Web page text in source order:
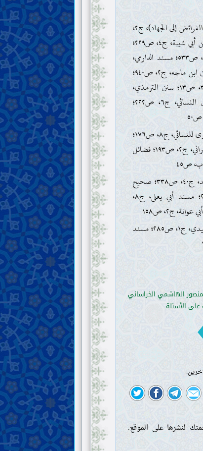
سعيد بن منصور (الفرائض إلى الجهاد)، ج٢،
ص٢٠٦؛ مصنف ابن أبي شيبة، ج٤، ص٢٢٩؛
مسند أحمد، ج٢٨، ص٥٣٣؛ مسند الدارمي،
ج٣، ص١٥٥٧؛ سنن ابن ماجه، ج٢، ص٩٤٠؛
سنن أبي داود، ج٣، ص١٣؛ سنن الترمذي،
ج٤، ص١٧٤؛ سنن النسائي، ج٦، ص٢٢٢؛
. السنن الكبرى للنسائي، ج٨، ص١٧٦؛
المعجم الكبير للطبراني، ج٢، ص١٩٣؛ فضائل
ص٤٥
. مسند أحمد، ج٤٠، ص٣٣٨؛ صحيح
مسلم، ج٣، ص٢١؛ مسند أبي يعلى، ج٨،
. مسند الحميدي، ج١، ص٢٨٥؛ مسند
الهاشمي الخراساني
على الأسئلة
لنشرها على الموقع.